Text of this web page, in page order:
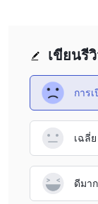
ประสบการณ์ปัญหา
ครั้งมีการเรียกเก็บ
ใช้เวลา ใช้เวลาน
ค่าใช้จ่ายเพิ่มเ
จากการฝากเงินจำ
แม้ว่าจะมีข้อร้องเรี
ถือและความน่าเชื่อ
เขียนรี
การเ
เฉลี่ย
ดีมาก